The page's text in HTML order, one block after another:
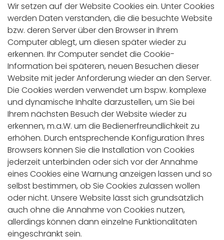
Wir setzen auf der Website Cookies ein. Unter Cookies
werden Daten verstanden, die die besuchte Website
bzw. deren Server über den Browser in Ihrem
Computer ablegt, um diesen später wieder zu
erkennen. Ihr Computer sendet die Cookie-
Information bei späteren, neuen Besuchen dieser
Website mit jeder Anforderung wieder an den Server.
Die Cookies werden verwendet um bspw. komplexe
und dynamische Inhalte darzustellen, um Sie bei
Ihrem nächsten Besuch der Website wieder zu
erkennen, m.a.W. um die Bedienerfreundlichkeit zu
erhöhen. Durch entsprechende Konfiguration Ihres
Browsers können Sie die Installation von Cookies
jederzeit unterbinden oder sich vor der Annahme
eines Cookies eine Warnung anzeigen lassen und so
selbst bestimmen, ob Sie Cookies zulassen wollen
oder nicht. Unsere Website lässt sich grundsätzlich
auch ohne die Annahme von Cookies nutzen,
allerdings können dann einzelne Funktionalitäten
eingeschränkt sein.